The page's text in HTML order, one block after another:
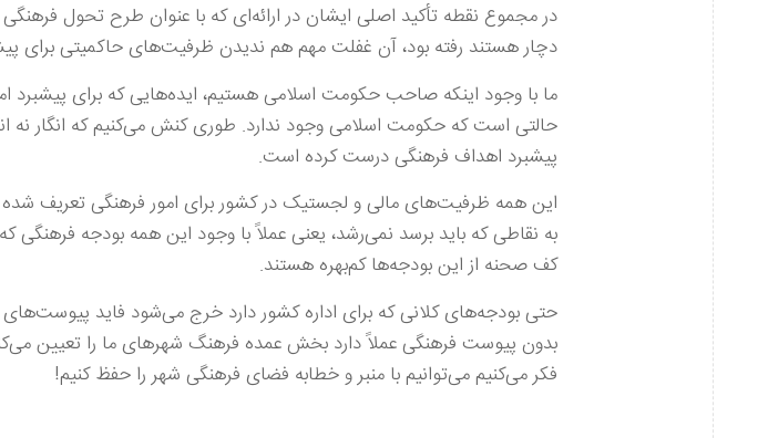
در مجموع نقطه تأکید اصلی ایشان در ارائه‌ای که با عنوان طرح تحول
دچار هستند رفته بود، آن غفلت مهم هم ندیدن ظرفیت‌های حاکمیتی برای
ما با وجود اینکه صاحب حکومت اسلامی هستیم، ایده‌هایی که برای پیشبرد
حالتی است که حکومت اسلامی وجود ندارد. طوری کنش می‌کنیم که انگار نه
پیشبرد اهداف فرهنگی درست کرده است.
این همه ظرفیت‌های مالی و لجستیک در کشور برای امور فرهنگی تعریف
به نقاطی که باید برسد نمی‌رشد، یعنی عملاً با وجود این همه بودجه فرهنگی
کف صحنه از این بودجه‌ها کم‌بهره هستند.
حتی بودجه‌های کلانی که برای اداره کشور دارد خرج می‌شود فاید
بدون پیوست فرهنگی عملاً دارد بخش عمده فرهنگ شهرهای ما را تعیین
فکر می‌کنیم می‌توانیم با منبر و خطابه فضای فرهنگی شهر را حفظ کنیم!